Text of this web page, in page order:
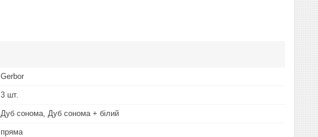
Gerbor
3 шт.
Дуб сонома, Дуб сонома + білий
пряма